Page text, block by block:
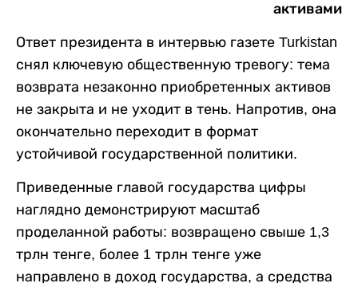
активами
Ответ президента в интервью газете Turkistan
снял ключевую общественную тревогу: тема
возврата незаконно приобретенных активов
не закрыта и не уходит в тень. Напротив, она
окончательно переходит в формат
устойчивой государственной политики.
Приведенные главой государства цифры
наглядно демонстрируют масштаб
проделанной работы: возвращено свыше 1,3
трлн тенге, более 1 трлн тенге уже
направлено в доход государства, а средства